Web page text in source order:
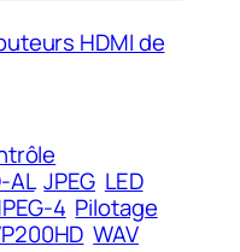
HDMI de
AL JPEG LED
4 Pilotage
WAV